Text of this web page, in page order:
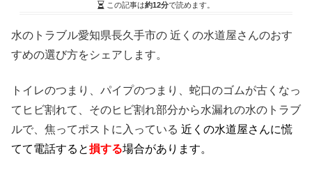
この記事は約12分で読めます。
水のトラブル愛知県長久手市の 近くの水道屋さんのおす
すめの選び方をシェアします。
トイレのつまり、パイプのつまり、蛇口のゴムが古くなっ
てヒビ割れて、そのヒビ割れ部分から水漏れの水のトラブ
ルで、焦ってポストに入っている 近くの水道屋さんに慌
てて電話すると損する場合があります。